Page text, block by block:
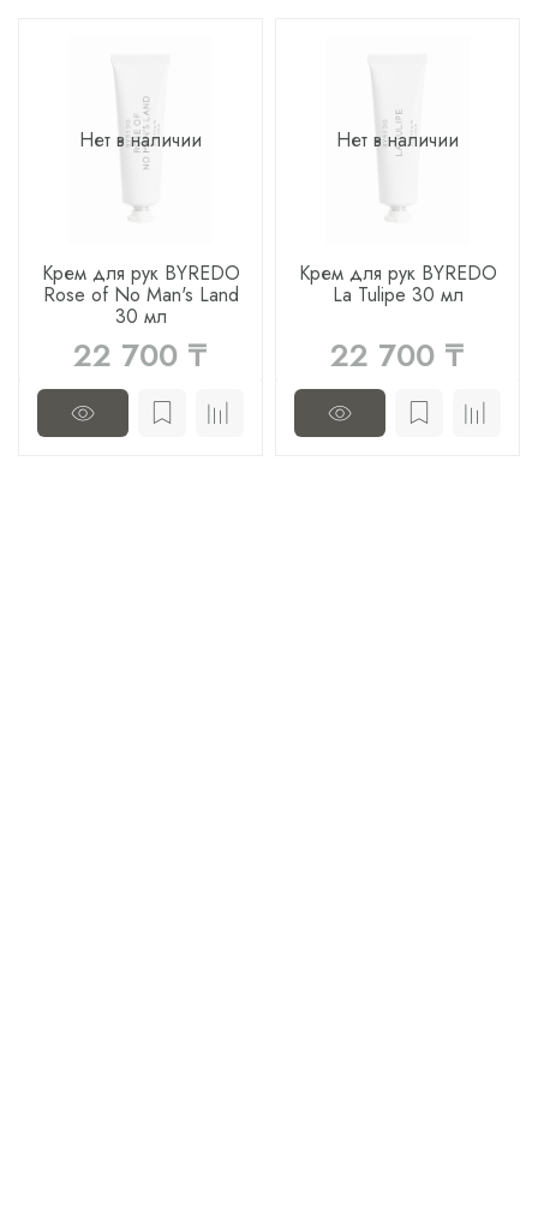
Нет в наличии
Крем для рук BYREDO
Rose of No Man's Land
30 мл
22 700 ₸
Нет в наличии
Крем для рук BYREDO
La Tulipe 30 мл
22 700 ₸